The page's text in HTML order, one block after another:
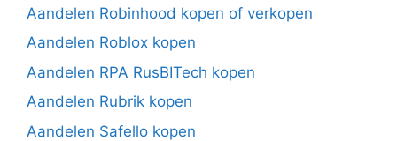
Aandelen Robinhood kopen of verkopen
Aandelen Roblox kopen
Aandelen RPA RusBITech kopen
Aandelen Rubrik kopen
Aandelen Safello kopen